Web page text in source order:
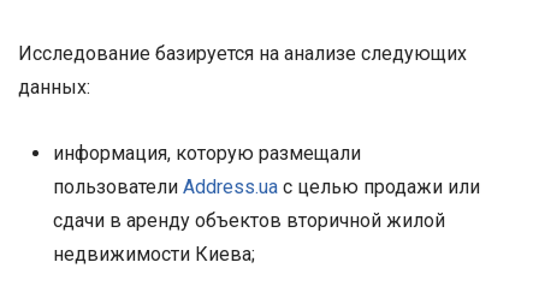
Исследование базируется на анализе следующих
данных:
информация, которую размещали
пользователи Address.uaс целью продажи или
сдачи в аренду объектов вторичной жилой
недвижимости Киева;